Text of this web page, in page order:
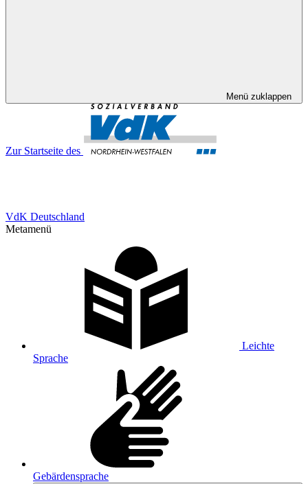
Menü zuklappen
Zur Startseite des
VdK Deutschland
Metamenü
Leichte
Sprache
Gebärdensprache